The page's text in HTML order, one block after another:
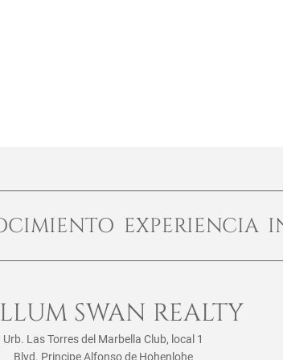
EXPERIENCIA
SWAN REALTY
Urb. Las Torres del Marbella Club, local 1
Blvd. Principe Alfonso de Hohenlohe